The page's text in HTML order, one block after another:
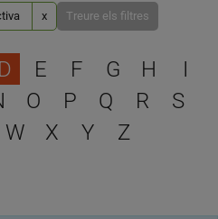
x Treure els filtres
Escull una lletra per filtrar
D E F G H
I
O P Q R
S
W X Y Z